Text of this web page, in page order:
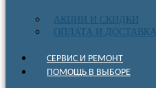
АКЦИИ И СКИДКИ
ОПЛАТА И ДОСТАВКА
СЕРВИС И РЕМОНТ
ПОМОЩЬ В ВЫБОРЕ